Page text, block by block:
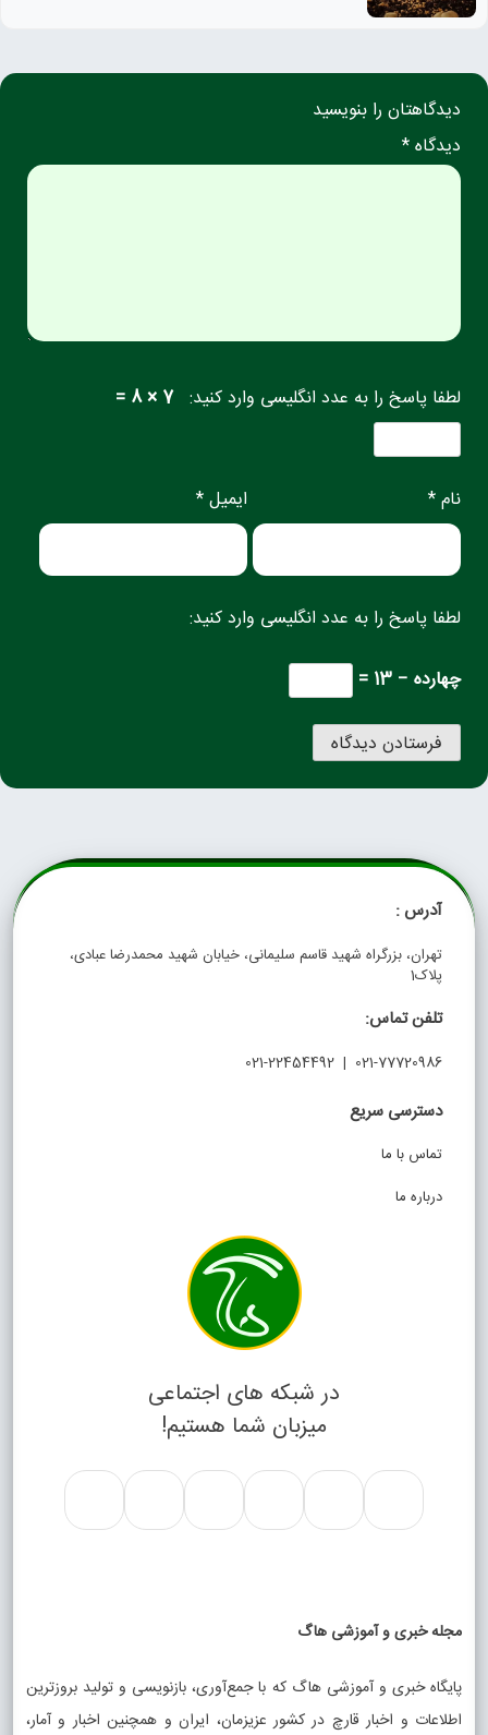
دیدگاهتان را بنویسید
دیدگاه *
لطفا پاسخ را به عدد انگلیسی وارد کنید: 7 × 8 =
نام * ایمیل *
لطفا پاسخ را به عدد انگلیسی وارد کنید:
چهارده − 13 =
آدرس :
تهران، بزرگراه شهید قاسم سلیمانی، خیابان شهید محمدرضا عبادی،
پلاک1
تلفن تماس:
021-77720986 | 021-22454492
دسترسی سریع
تماس با ما
درباره ما
در شبکه های اجتماعی
میزبان شما هستیم!
مجله خبری و آموزشی هاگ
پایگاه خبری و آموزشی هاگ که با جمع‌آوری، بازنویسی و تولید بروزترین
اطلاعات و اخبار قارچ در کشور عزیزمان، ایران و همچنین اخبار و آمار،